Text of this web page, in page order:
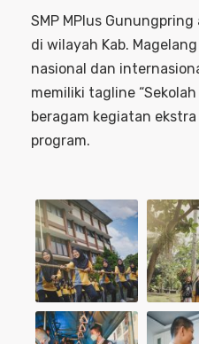
SMP MPlus
di wilayah Kab.
nasional dan
memiliki tagline
beragam kegiatan
program.